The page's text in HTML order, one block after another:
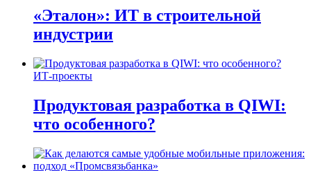
«Эталон»: ИТ в строительной
индустрии
ИТ-проекты
Продуктовая разработка в QIWI:
что особенного?